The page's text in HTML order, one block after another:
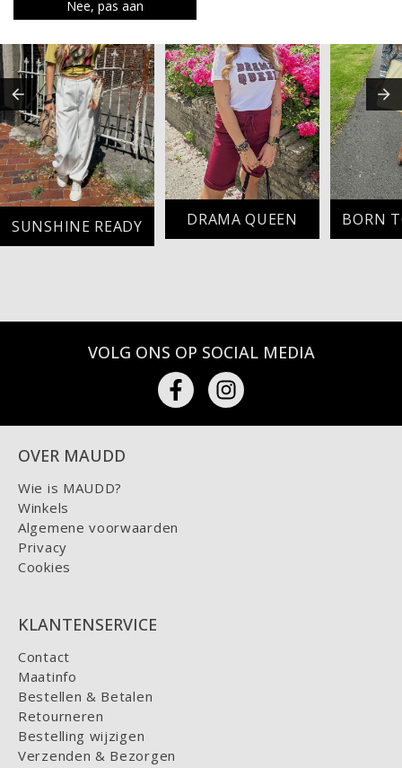
SUNSHINE READY DRAMA QUEEN BORN
VOLG ONS OP SOCIAL MEDIA
OVER MAUDD
Wie is MAUDD?
Winkels
Algemene voorwaarden
Privacy
Cookies
KLANTENSERVICE
Contact
Maatinfo
Bestellen & Betalen
Retourneren
Bestelling wijzigen
Verzenden & Bezorgen
Nee, pas aan